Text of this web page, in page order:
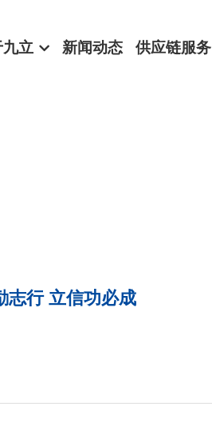
立 新闻动态 供应链服务
志行 立信功必成